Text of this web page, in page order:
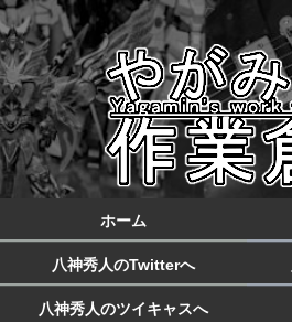
ホーム
八神秀人のTwitterへ
八神秀人のツイキャスへ